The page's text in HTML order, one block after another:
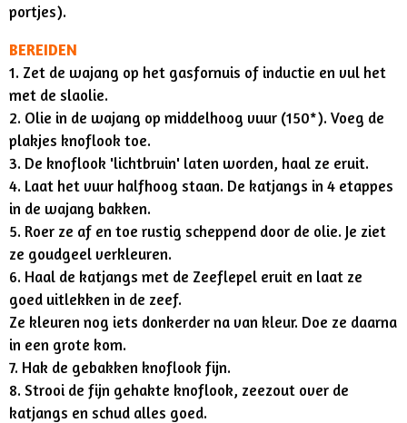
portjes).
BEREIDEN
1. Zet de wajang op het gasfornuis of inductie en vul het
met de slaolie.
2. Olie in de wajang op middelhoog vuur (150*). Voeg de
plakjes knoflook toe.
3. De knoflook 'lichtbruin' laten worden, haal ze eruit.
4. Laat het vuur halfhoog staan. De katjangs in 4 etappes
in de wajang bakken.
5. Roer ze af en toe rustig scheppend door de olie. Je ziet
ze goudgeel verkleuren.
6. Haal de katjangs met de Zeeflepel eruit en laat ze
goed uitlekken in de zeef.
Ze kleuren nog iets donkerder na van kleur. Doe ze daarna
in een grote kom.
7. Hak de gebakken knoflook fijn.
8. Strooi de fijn gehakte knoflook, zeezout over de
katjangs en schud alles goed.